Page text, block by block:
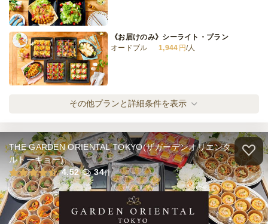
定休日 日・祝
最低ご注文金額 99,000円
《お届けのみ》シーライト・プラン
オードブル
1,944 円/人
《お届けのみ》アメジスト・プラン
オードブル
2,534円/人
《お届けのみ》カーネリア・プラン
オードブル
2,731円/人
《お届けのみ》トルマリン・プラン
その他プランと詳細条件を表示
THE GARDEN ORIENTAL TOKYO(ザガーデンオリエンタ
ルトーキョー)
4.52
34件